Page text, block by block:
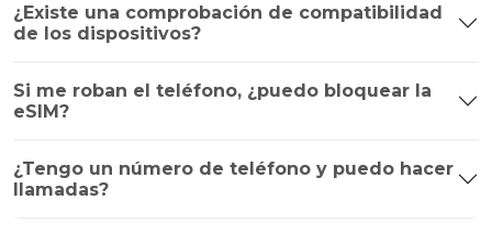
¿Existe una comprobación de compatibilidad
de los dispositivos?
Si me roban el teléfono, ¿puedo bloquear la
eSIM?
¿Tengo un número de teléfono y puedo hacer
llamadas?